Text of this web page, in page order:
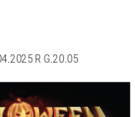
R G.20.05